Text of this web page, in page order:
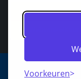
Voorkeuren
Algemene